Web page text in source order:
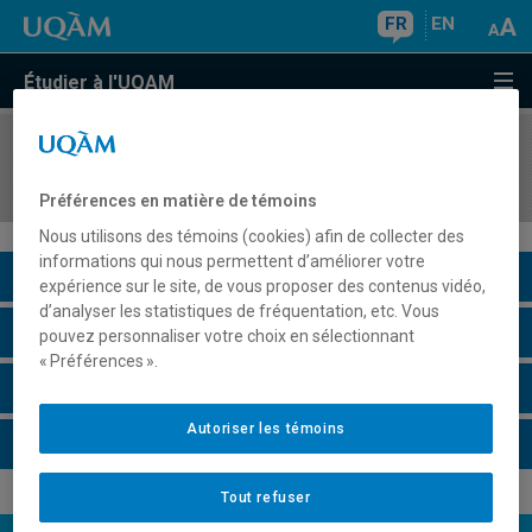
FR EN
Étudier à l'UQAM
COURS//
Description du cours
Horaire - Été 2026
Préférences en matière de témoins
Nous utilisons des témoins (cookies) afin de collecter des
informations qui nous permettent d’améliorer votre
expérience sur le site, de vous proposer des contenus vidéo,
d’analyser les statistiques de fréquentation, etc. Vous
pouvez personnaliser votre choix en sélectionnant
« Préférences ».
Tout refuser
Autoriser les témoins